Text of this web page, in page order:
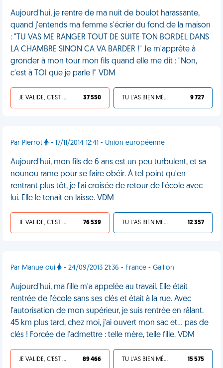
Aujourd'hui, je rentre de ma nuit de boulot harassante,
quand j'entends ma femme s'écrier du fond de la maison
: "TU VAS ME RANGER TOUT DE SUITE TON BORDEL DANS
LA CHAMBRE SINON CA VA BARDER !" Je m'apprête à
gronder à mon tour mon fils quand elle me dit : "Non,
c'est à TOI que je parle !" VDM
JE VALIDE, C'EST UNE VDM 37 550 TU L'AS BIEN MÉRITÉ 9 727
Par Pierrot - 17/11/2014 12:41 - Union européenne
Aujourd'hui, mon fils de 6 ans est un peu turbulent, et sa
nounou rame pour se faire obéir. À tel point qu'en
rentrant plus tôt, je l'ai croisée de retour de l'école avec
lui. Elle le tenait en laisse. VDM
JE VALIDE, C'EST UNE VDM 76 539 TU L'AS BIEN MÉRITÉ 12 357
Par Manue oui - 24/09/2013 21:36 - France - Gaillon
Aujourd'hui, ma fille m'a appelée au travail. Elle était
rentrée de l'école sans ses clés et était à la rue. Avec
l'autorisation de mon supérieur, je suis rentrée en râlant.
45 km plus tard, chez moi, j'ai ouvert mon sac et... pas de
clés ! Forcée de l'admettre : telle mère, telle fille. VDM
JE VALIDE, C'EST UNE VDM 89 466 TU L'AS BIEN MÉRITÉ 15 575